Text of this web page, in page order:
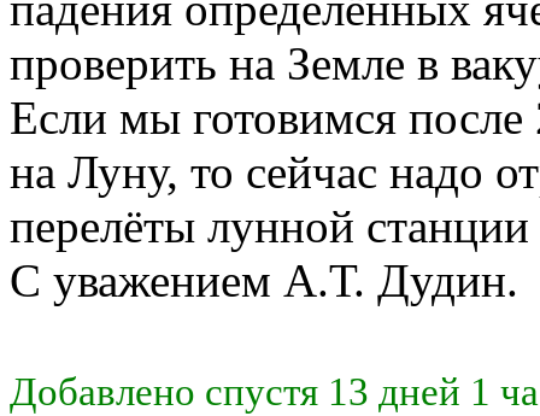
проверить на Земле в
Если мы готовимся после
на Луну, то сейчас надо
перелёты лунной
С уважением А.Т. Дудин.
Добавлено спустя 13 дней 1